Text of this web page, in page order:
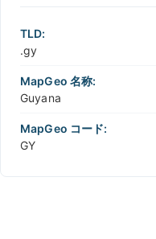
TLD:
.gy
MapGeo 名称:
Guyana
MapGeo コード:
GY